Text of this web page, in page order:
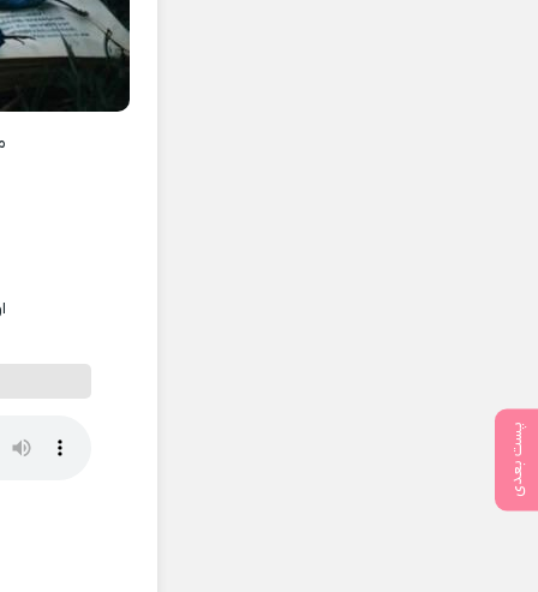
پست بعدی